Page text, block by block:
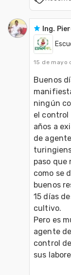
Ing.
15 de mayo
Buenos
ningún
el control
años a
de
paso que
como se
buenos
15 días
cultivo.
Pero es
agente
control
sus